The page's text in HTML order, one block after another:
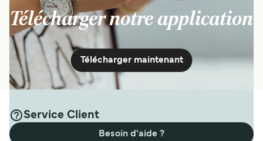
Grimaldi Lines
8h
Voir prix
de la Sardaigne à Rome
Télécharger notre application
Télécharger maintenant
Service Client
Besoin d'aide ?